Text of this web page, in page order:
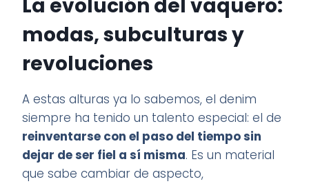
La evolución del vaquero:
modas, subculturas y
revoluciones
A estas alturas ya lo sabemos, el denim
siempre ha tenido un talento especial: el de
reinventarse con el paso del tiempo sin
dejar de ser fiel a sí misma. Es un material
que sabe cambiar de aspecto,